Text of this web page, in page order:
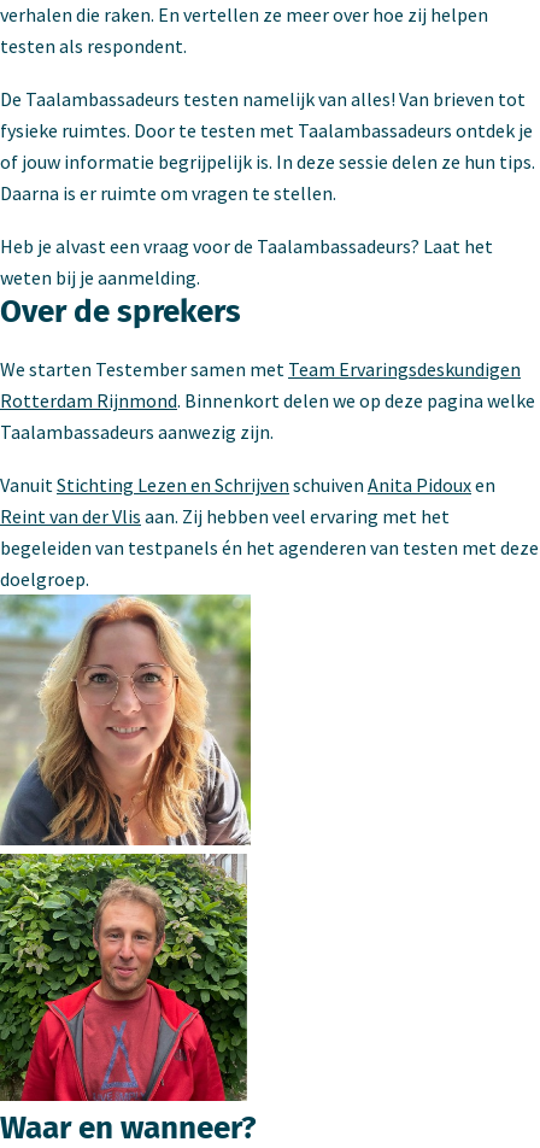
verhalen die raken. En vertellen ze meer over hoe zij helpen
testen als respondent.
De Taalambassadeurs testen namelijk van alles! Van brieven tot
fysieke ruimtes. Door te testen met Taalambassadeurs ontdek je
of jouw informatie begrijpelijk is. In deze sessie delen ze hun tips.
Daarna is er ruimte om vragen te stellen.
Heb je alvast een vraag voor de Taalambassadeurs? Laat het
weten bij je aanmelding.
Over de sprekers
We starten Testember samen met Team Ervaringsdeskundigen
Rotterdam Rijnmond. Binnenkort delen we op deze pagina welke
Taalambassadeurs aanwezig zijn.
Vanuit Stichting Lezen en Schrijven schuiven Anita Pidouxen
Reint van der Vlis aan. Zij hebben veel ervaring met het
begeleiden van testpanels én het agenderen van testen met deze
doelgroep.
Waar en wanneer?